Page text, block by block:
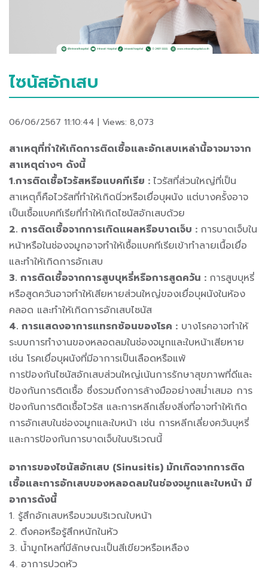
ไซนัสอักเสบ
06/06/2567 11:10:44 | Views: 8,073
สาเหตุที่ทำให้เกิดการติดเชื้อและอักเสบเหล่านี้อาจมาจาก
สาเหตุต่างๆ ดังนี้
1.การติดเชื้อไวรัสหรือแบคทีเรีย : ไวรัสที่ส่วนใหญ่ที่เป็น
สาเหตุก็คือไวรัสที่ทำให้เกิดนิ่วหรือเยื่อบุผนัง แต่บางครั้งอาจ
เป็นเชื้อแบคทีเรียที่ทำให้เกิดไซนัสอักเสบด้วย
2. การติดเชื้อจากการเกิดแผลหรือบาดเจ็บ : การบาดเจ็บใน
หน้าหรือในช่องจมูกอาจทำให้เชื้อแบคทีเรียเข้าทำลายเนื้อเยื่อ
และทำให้เกิดการอักเสบ
3. การติดเชื้อจากการสูบบุหรี่หรือการสูดควัน : การสูบบุหรี่
หรือสูดควันอาจทำให้เสียหายส่วนใหญ่ของเยื่อบุผนังในห้อง
คลอด และทำให้เกิดการอักเสบไซนัส
4. การแสดงอาการแทรกซ้อนของโรค : บางโรคอาจทำให้
ระบบการทำงานของหลอดลมในช่องจมูกและใบหน้าเสียหาย
เช่น โรคเยื่อบุผนังที่มีอาการเป็นเลือดหรือแพ้
การป้องกันไซนัสอักเสบส่วนใหญ่เน้นการรักษาสุขภาพที่ดีและ
ป้องกันการติดเชื้อ ซึ่งรวมถึงการล้างมืออย่างสม่ำเสมอ การ
ป้องกันการติดเชื้อไวรัส และการหลีกเลี่ยงสิ่งที่อาจทำให้เกิด
การอักเสบในช่องจมูกและใบหน้า เช่น การหลีกเลี่ยงควันบุหรี่
และการป้องกันการบาดเจ็บในบริเวณนี้
อาการของไซนัสอักเสบ (Sinusitis) มักเกิดจากการติด
เชื้อและการอักเสบของหลอดลมในช่องจมูกและใบหน้า มี
อาการดังนี้
1. รู้สึกอักเสบหรือบวมบริเวณใบหน้า
2. ตึงคอหรือรู้สึกหนักในหัว
3. น้ำมูกไหลที่มีลักษณะเป็นสีเขียวหรือเหลือง
4. อาการปวดหัว